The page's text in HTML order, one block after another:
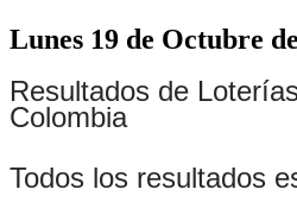
Lunes 19 de Octubre
Resultados de
Colombia
Todos los resultados